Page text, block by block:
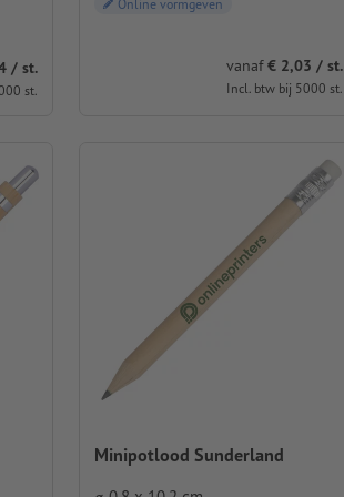
/ st.
st.
Online vormgeven
vanaf€ 2,03 / st.
Incl. btw bij 5000 st.
Minipotlood Sunderland